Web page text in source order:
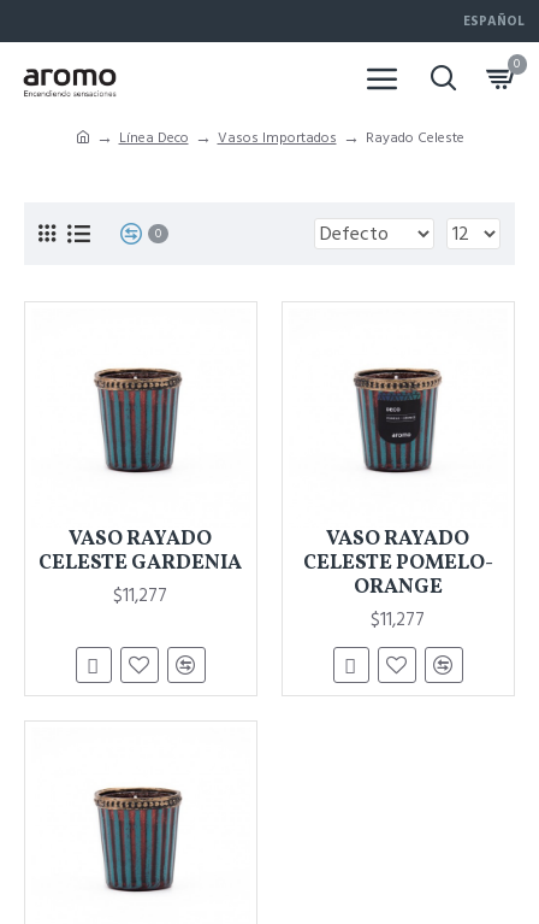
ESPAÑOL
0
Línea Deco Vasos Importados Rayado Celeste
0
VASO RAYADO
CELESTE GARDENIA
$11,277
VASO RAYADO
CELESTE POMELO-
ORANGE
$11,277